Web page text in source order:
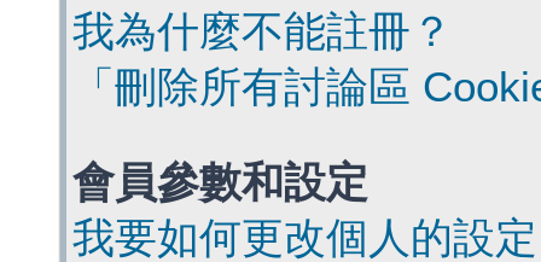
我為什麼不能註冊？
「刪除所有討論區
會員參數和設定
我要如何更改個人的設